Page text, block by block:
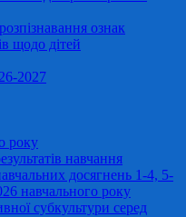
ознак
щодо дітей
2027
року
навчання
досягнень 1-4, 5-
навчального року
субкультури серед